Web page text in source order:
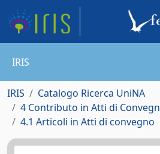
IRIS
IRIS
Catalogo Ricerca UniNA
4 Contributo in Atti di
4.1 Articoli in Atti di convegno